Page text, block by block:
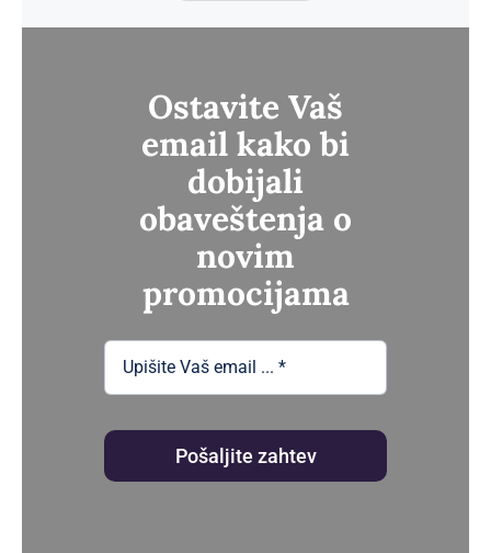
Ostavite Vaš
email kako bi
dobijali
obaveštenja o
novim
promocijama
Pošaljite zahtev